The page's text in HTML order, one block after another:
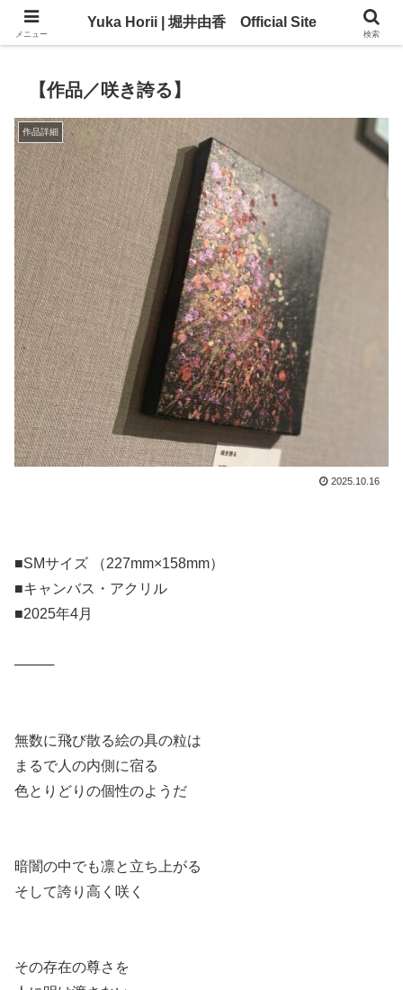
Yuka Horii | 堀井由香 Official Site
【作品／咲き誇る】
作品詳細
2025.10.16
■SMサイズ （227mm×158mm）
■キャンバス・アクリル
■2025年4月
⁡────
無数に飛び散る絵の具の粒は
まるで人の内側に宿る
色とりどりの個性のようだ
暗闇の中でも凛と立ち上がる
そして誇り高く咲く
その存在の尊さを
メニュー
Yuka Horii | 堀井由香 Official Site
検索